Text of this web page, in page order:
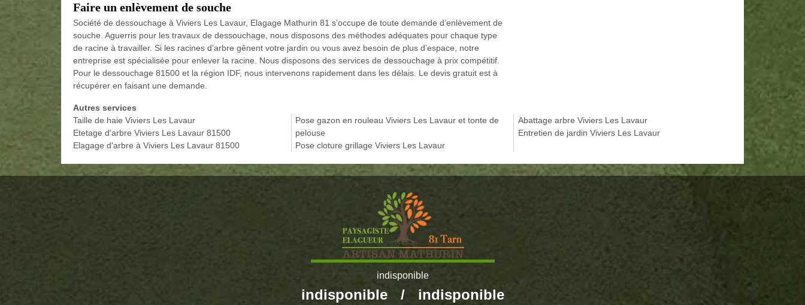
Faire un enlèvement de souche
Société de dessouchage à Viviers Les Lavaur, Elagage Mathurin 81 s'occupe de toute demande d’enlèvement de
souche. Aguerris pour les travaux de dessouchage, nous disposons des méthodes adéquates pour chaque type
de racine à travailler. Si les racines d’arbre gênent votre jardin ou vous avez besoin de plus d’espace, notre
entreprise est spécialisée pour enlever la racine. Nous disposons des services de dessouchage à prix compétitif.
Pour le dessouchage 81500 et la région IDF, nous intervenons rapidement dans les délais. Le devis gratuit est à
récupérer en faisant une demande.
Autres services
Taille de haie Viviers Les Lavaur
Etetage d'arbre Viviers Les Lavaur 81500
Elagage d'arbre à Viviers Les Lavaur 81500
Pose gazon en rouleau Viviers Les Lavaur et tonte de
pelouse
Pose cloture grillage Viviers Les Lavaur
Abattage arbre Viviers Les Lavaur
Entretien de jardin Viviers Les Lavaur
indisponible
indisponible / indisponible